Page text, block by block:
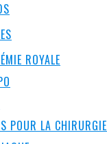
ROYALE
POUR LA CHIRURGIE